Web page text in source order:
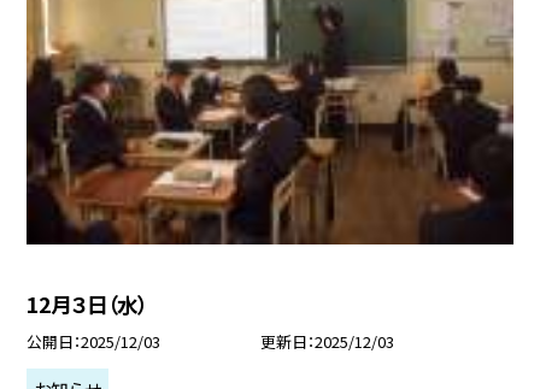
12月３日（水）
公開日 2025/12/03 更新日 2025/12/03